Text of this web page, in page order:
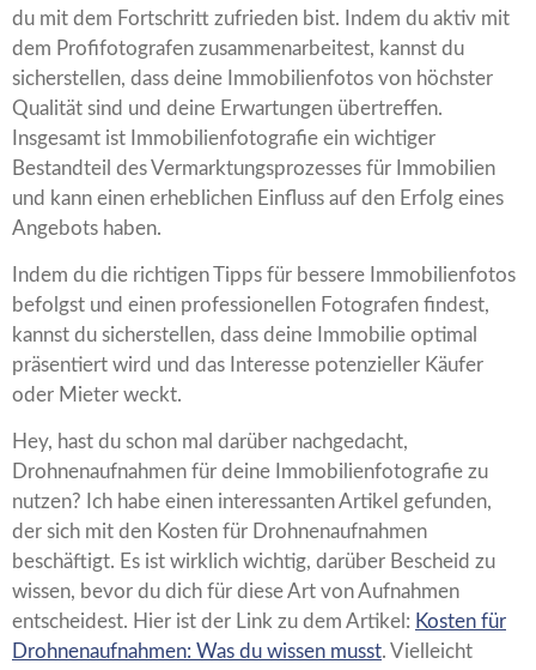
du mit dem Fortschritt zufrieden bist. Indem du aktiv mit
dem Profifotografen zusammenarbeitest, kannst du
sicherstellen, dass deine Immobilienfotos von höchster
Qualität sind und deine Erwartungen übertreffen.
Insgesamt ist Immobilienfotografie ein wichtiger
Bestandteil des Vermarktungsprozesses für Immobilien
und kann einen erheblichen Einfluss auf den Erfolg eines
Angebots haben.
Indem du die richtigen Tipps für bessere Immobilienfotos
befolgst und einen professionellen Fotografen findest,
kannst du sicherstellen, dass deine Immobilie optimal
präsentiert wird und das Interesse potenzieller Käufer
oder Mieter weckt.
Hey, hast du schon mal darüber nachgedacht,
Drohnenaufnahmen für deine Immobilienfotografie zu
nutzen? Ich habe einen interessanten Artikel gefunden,
der sich mit den Kosten für Drohnenaufnahmen
beschäftigt. Es ist wirklich wichtig, darüber Bescheid zu
wissen, bevor du dich für diese Art von Aufnahmen
entscheidest. Hier ist der Link zu dem Artikel: Kosten für
Drohnenaufnahmen: Was du wissen musst. Vielleicht